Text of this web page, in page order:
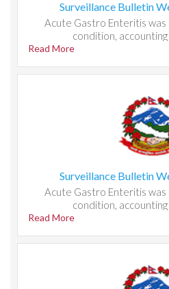
Surveillance Bulletin
Acute Gastro Enteritis
condition,
Read More
Surveillance Bulletin
Acute Gastro Enteritis
condition,
Read More